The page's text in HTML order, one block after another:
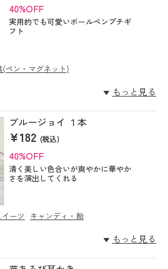
40%OFF
実用的でも可愛いボールペンプチギ
フト
(ペン・マグネット)
もっと見る
ブルージョイ １本
¥182(税込)
40%OFF
清く美しい色合いが爽やかに華やか
さを演出してくれる
ーツ キャンディ・飴
もっと見る